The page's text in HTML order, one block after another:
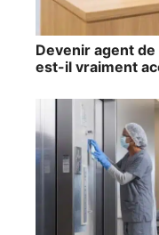
Devenir agent
est-il vraiment